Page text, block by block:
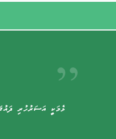
ޅެމަކީ އަސަރުހުރި